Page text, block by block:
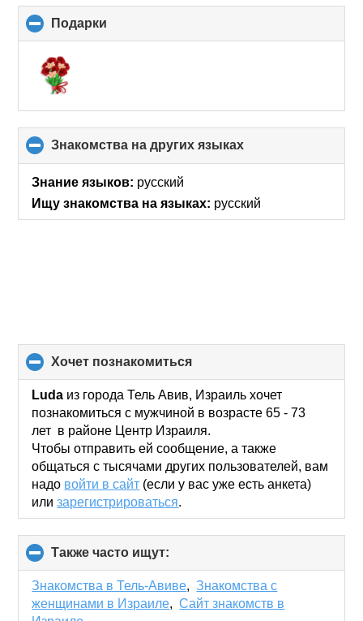
Подарки
to
Знакомства на других языках
to
Знание языков: русский
Ищу знакомства на языках: русский
хочет познакомиться
to
collapse
contents
Luda из города Тель Авив, Израиль хочет
познакомиться с мужчиной в возрасте 65 - 73
лет в районе Центр Израиля.
Чтобы отправить ей сообщение, а также
общаться с тысячами других пользователей, вам
надо войти в сайт (если у вас уже есть анкета)
илизарегистрироваться.
Также часто ищут:
to
collapse
contents
Знакомства в Тель-Авиве,Знакомства с
женщинами в Израиле,Сайт знакомств в